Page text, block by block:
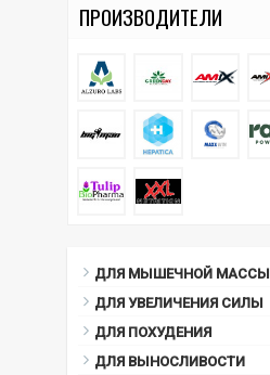
ПРОИЗВОДИТЕЛИ
ДЛЯ МЫШЕЧНОЙ МАССЫ
ДЛЯ УВЕЛИЧЕНИЯ СИЛЫ
ДЛЯ ПОХУДЕНИЯ
ДЛЯ ВЫНОСЛИВОСТИ